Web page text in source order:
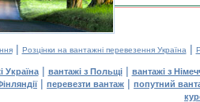
| Розцінки на вантажні перевезення Україна |
Україна| вантажі з Польщі| вантажі з
| перевезти вантаж | попутний